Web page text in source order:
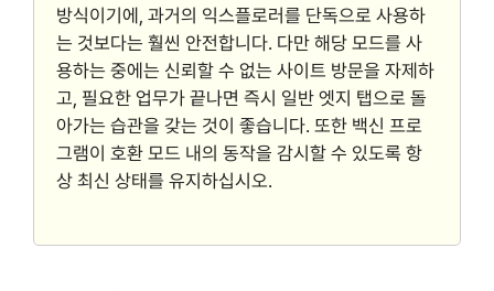
방식이기에, 과거의 익스플로러를 단독으로 사용하
는 것보다는 훨씬 안전합니다. 다만 해당 모드를 사
용하는 중에는 신뢰할 수 없는 사이트 방문을 자제하
고, 필요한 업무가 끝나면 즉시 일반 엣지 탭으로 돌
아가는 습관을 갖는 것이 좋습니다. 또한 백신 프로
그램이 호환 모드 내의 동작을 감시할 수 있도록 항
상 최신 상태를 유지하십시오.